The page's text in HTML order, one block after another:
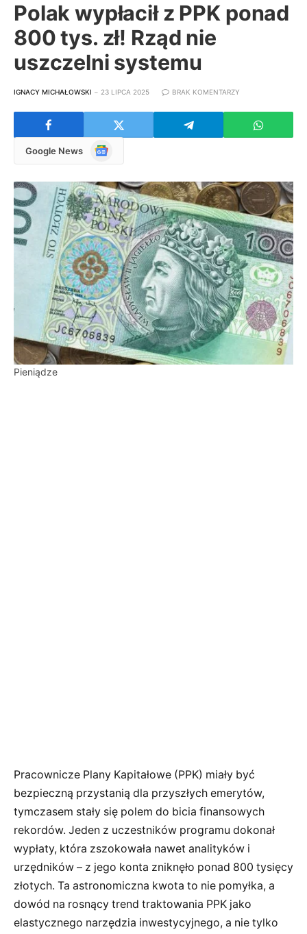
Polak wypłacił z PPK ponad
800 tys. zł! Rząd nie
uszczelni systemu
IGNACY MICHAŁOWSKI 23 LIPCA 2025 BRAK KOMENTARZY
Google News
Google
Pieniądze
Pracownicze Plany Kapitałowe (PPK) miały być
bezpieczną przystanią dla przyszłych emerytów,
tymczasem stały się polem do bicia finansowych
rekordów. Jeden z uczestników programu dokonał
wypłaty, która zszokowała nawet analityków i
urzędników – z jego konta zniknęło ponad 800 tysięcy
złotych. Ta astronomiczna kwota to nie pomyłka, a
dowód na rosnący trend traktowania PPK jako
elastycznego narzędzia inwestycyjnego, a nie tylko